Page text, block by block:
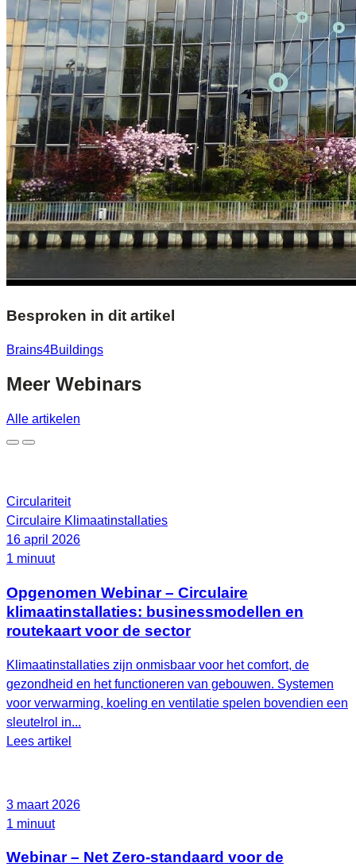
Besproken in dit artikel
Brains4Buildings
Meer Webinars
Alle artikelen
Circulariteit
Circulaire Klimaatinstallaties
16 april 2026
1 minuut
Opgenomen Webinar – Circulaire
klimaatinstallaties: businessmodellen en
routekaart voor de sector
Klimaatinstallaties zijn onmisbaar voor het comfort, de
gezondheid en het functioneren van gebouwen. Systemen
voor verwarming, koeling en ventilatie spelen bovendien een
sleutelrol in...
Lees artikel
3 maart 2026
1 minuut
Webinar – Net Zero-standaard voor de